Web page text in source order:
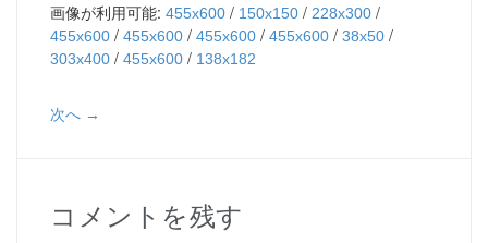
画像が利用可能: 455x600 / 150x150 / 228x300 /
455x600 / 455x600 / 455x600 / 455x600 / 38x50 /
303x400 / 455x600 / 138x182
次へ →
コメントを残す